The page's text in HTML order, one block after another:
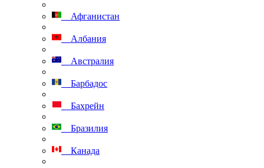
Афганистан
Албания
Австралия
Барбадос
Бахрейн
Бразилия
Канада